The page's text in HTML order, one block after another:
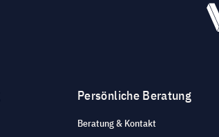
Persönliche Beratung
Beratung & Kontakt